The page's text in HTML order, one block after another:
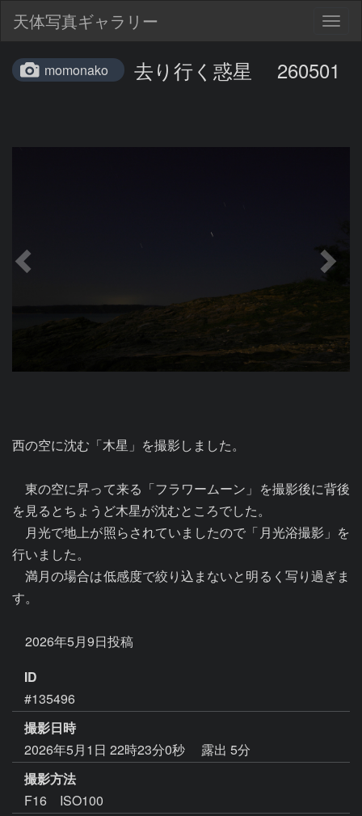
天体写真ギャラリー
momonako 去り行く惑星 260501
西の空に沈む「木星」を撮影しました。
東の空に昇って来る「フラワームーン」を撮影後に背後
を見るとちょうど木星が沈むところでした。
月光で地上が照らされていましたので「月光浴撮影」を
行いました。
満月の場合は低感度で絞り込まないと明るく写り過ぎま
す。
ID
#135496
撮影日時
2026年5月1日 22時23分0秒
露出 5分
撮影方法
F16 ISO100